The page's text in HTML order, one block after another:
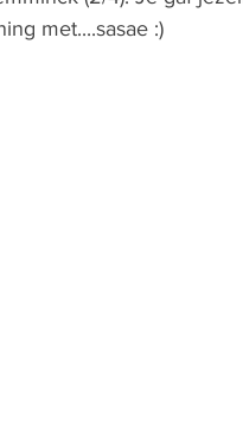
met....sasae :)